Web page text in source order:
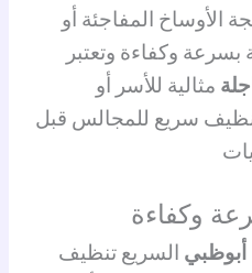
الأوساخ المفاجئة أو
بسرعة وكفاءة وتعتبر
مثالية للأسر أو
سريع للمجالس قبل
وكفاءة
السريع تنظيف